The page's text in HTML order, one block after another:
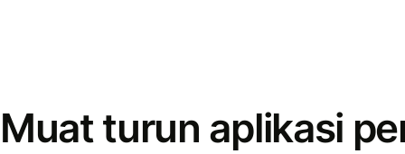
Muat turun aplikasi